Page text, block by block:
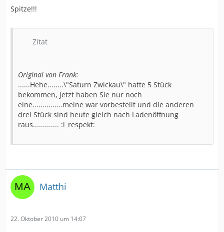
Spitze!!!
Zitat
Original von Frank:
......Hehe........\"Saturn Zwickau\" hatte 5 Stück
bekommen, jetzt haben Sie nur noch
eine...............meine war vorbestellt und die anderen
drei Stück sind heute gleich nach Ladenöffnung
raus............. :i_respekt:
Matthi
22. Oktober 2010 um 14:07